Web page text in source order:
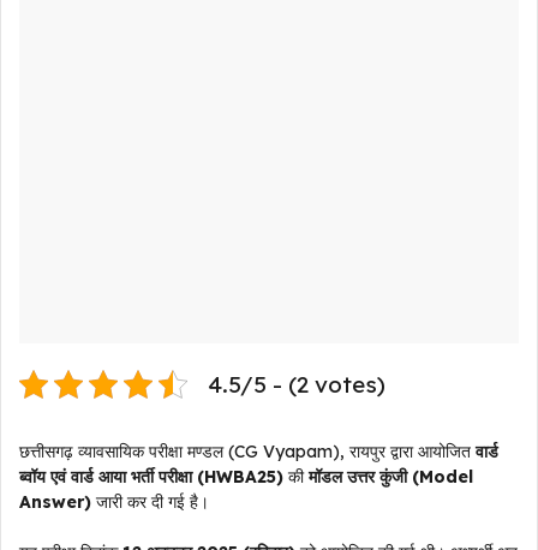
4.5/5 - (2 votes)
छत्तीसगढ़ व्यावसायिक परीक्षा मण्डल (CG Vyapam), रायपुर द्वारा आयोजितवार्ड
ब्वॉय एवं वार्ड आया भर्ती परीक्षा (HWBA25) कीमॉडल उत्तर कुंजी (Model
Answer) जारी कर दी गई है।